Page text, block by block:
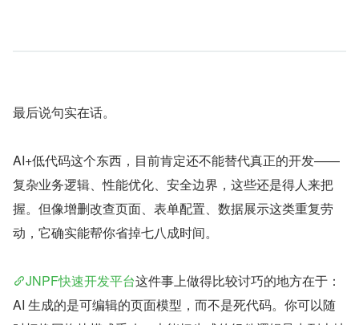
最后说句实在话。
AI+低代码这个东西，目前肯定还不能替代真正的开发——
复杂业务逻辑、性能优化、安全边界，这些还是得人来把
握。但像增删改查页面、表单配置、数据展示这类重复劳
动，它确实能帮你省掉七八成时间。
JNPF快速开发平台这件事上做得比较讨巧的地方在于：
AI 生成的是可编辑的页面模型，而不是死代码。你可以随